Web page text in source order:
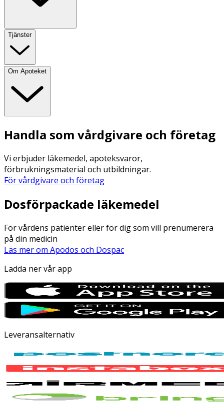
Tjänster
Om Apoteket
Handla som vårdgivare och företag
Vi erbjuder läkemedel, apoteksvaror,
förbrukningsmaterial och utbildningar.
För vårdgivare och företag
Dosförpackade läkemedel
För vårdens patienter eller för dig som vill prenumerera
på din medicin
Läs mer om Apodos och Dospac
Ladda ner vår app
Leveransalternativ